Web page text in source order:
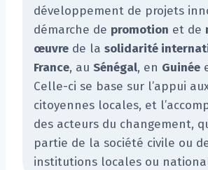
développement de projets
démarche de promotion et de
œuvre de la solidarité
France, au Sénégal, en Guinée
Celle-ci se base sur l’appui
citoyennes locales, et
des acteurs du changement,
partie de la société civile ou
institutions locales ou